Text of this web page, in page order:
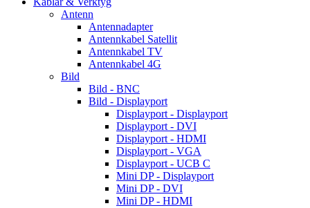
Antenn
Antennadapter
Antennkabel Satellit
Antennkabel TV
Antennkabel 4G
Bild
Bild - BNC
Bild - Displayport
Displayport - Displayport
Displayport - DVI
Displayport - HDMI
Displayport - VGA
Displayport - UCB C
Mini DP - Displayport
Mini DP - DVI
Mini DP - HDMI